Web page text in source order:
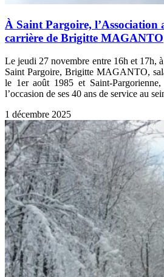
À Saint Pargoire, l’Association
carrière de Brigitte MAGANTO
Le jeudi 27 novembre entre 16h et 17h,
Saint Pargoire, Brigitte MAGANTO,
le 1er août 1985 et Saint-
l’occasion de ses 40 ans de service au
1 décembre 2025